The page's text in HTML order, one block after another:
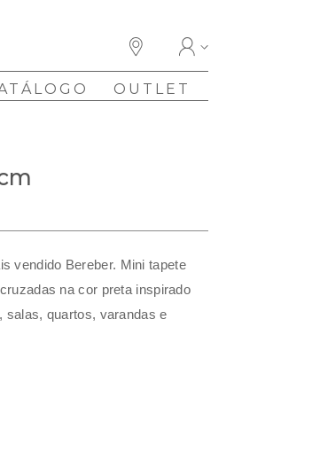
OUTLET
vendido Bereber. Mini tapete
na cor preta inspirado
salas, quartos, varandas e